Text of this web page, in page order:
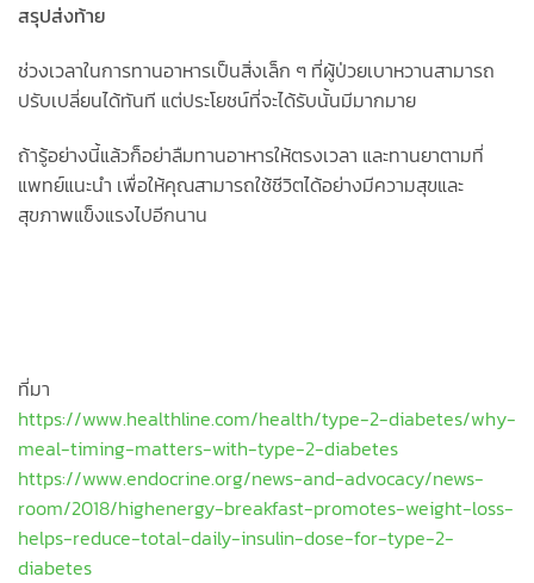
สรุปส่งท้าย
ช่วงเวลาในการทานอาหารเป็นสิ่งเล็ก ๆ ที่ผู้ป่วยเบาหวานสามารถ
ปรับเปลี่ยนได้ทันที แต่ประโยชน์ที่จะได้รับนั้นมีมากมาย
ถ้ารู้อย่างนี้แล้วก็อย่าลืมทานอาหารให้ตรงเวลา และทานยาตามที่
แพทย์แนะนำ เพื่อให้คุณสามารถใช้ชีวิตได้อย่างมีความสุขและ
สุขภาพแข็งแรงไปอีกนาน
ที่มา
https://www.healthline.com/health/type-2-diabetes/why-
meal-timing-matters-with-type-2-diabetes
https://www.endocrine.org/news-and-advocacy/news-
room/2018/highenergy-breakfast-promotes-weight-loss-
helps-reduce-total-daily-insulin-dose-for-type-2-
diabetes